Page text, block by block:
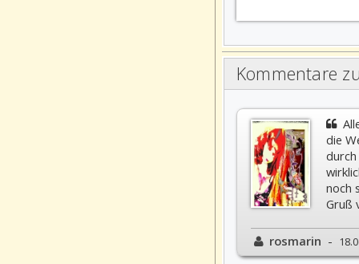
Kommentare
die
durch
noch
rosmarin -